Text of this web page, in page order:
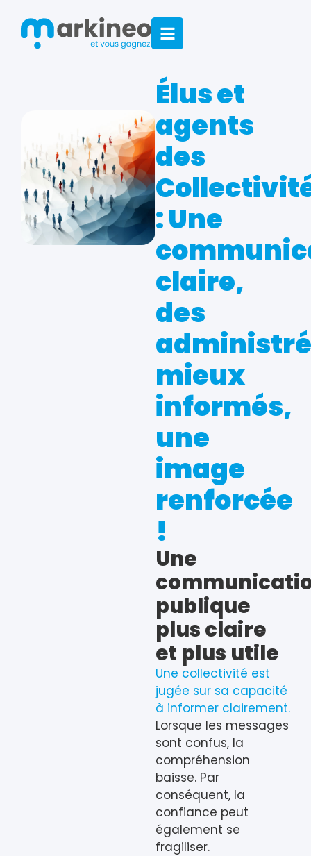
Élus et
agents
des
: Une
claire,
des
mieux
informés,
une
image
renforcée
!
Une
publique
plus claire
et plus utile
Une collectivité est
jugée sur sa capacité
à informer clairement.
Lorsque les messages
sont confus, la
compréhension
baisse. Par
conséquent, la
confiance peut
également se
fragiliser.